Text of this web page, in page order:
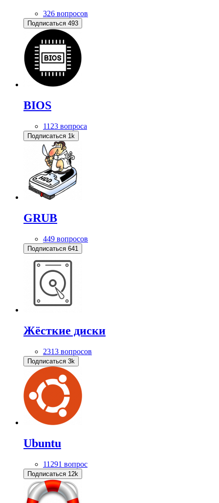
326 вопросов
Подписаться 493
BIOS
1123 вопроса
Подписаться 1k
GRUB
449 вопросов
Подписаться 641
Жёсткие диски
2313 вопросов
Подписаться 3k
Ubuntu
11291 вопрос
Подписаться 12k